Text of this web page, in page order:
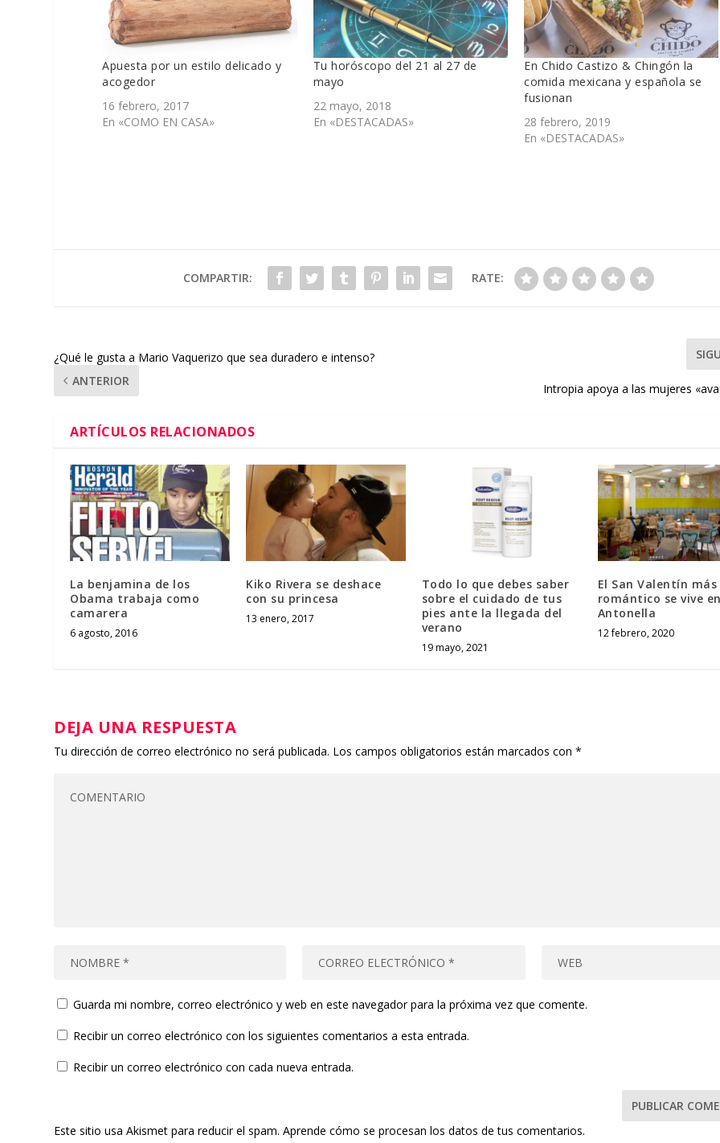
Apuesta por un estilo delicado y
acogedor
16 febrero, 2017
En «COMO EN CASA»
Tu horóscopo del 21 al 27 de
mayo
22 mayo, 2018
En «DESTACADAS»
En Chido Castizo & Chingón la
comida mexicana y española se
fusionan
28 febrero, 2019
En «DESTACADAS»
COMPARTIR: RATE:
¿Qué le gusta a Mario Vaquerizo que sea duradero e intenso?
ANTERIOR
Intropia apoya a las mujeres
ARTÍCULOS RELACIONADOS
La benjamina de los
Obama trabaja como
camarera
6 agosto, 2016
Kiko Rivera se deshace
con su princesa
13 enero, 2017
Todo lo que debes saber
sobre el cuidado de tus
pies ante la llegada del
verano
19 mayo, 2021
El San Valentín más
romántico se vive
Antonella
12 febrero, 2020
DEJA UNA RESPUESTA
Tu dirección de correo electrónico no será publicada. Los campos obligatorios están marcados con*
Guarda mi nombre, correo electrónico y web en este navegador para la próxima vez que comente.
Recibir un correo electrónico con los siguientes comentarios a esta entrada.
Recibir un correo electrónico con cada nueva entrada.
Este sitio usa Akismet para reducir el spam.Aprende cómo se procesan los datos de tus comentarios.